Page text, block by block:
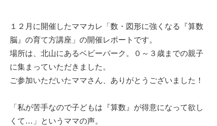
１２月に開催したママカレ「数・図形に強くなる『算数
脳』の育て方講座」の開催レポートです。
場所は、北山にあるベビーパーク。０～３歳までの親子
に集まっていただきました。
ご参加いただいたママさん、ありがとうございました！
「私が苦手なので子どもは『算数』が得意になって欲し
くて…」というママの声。